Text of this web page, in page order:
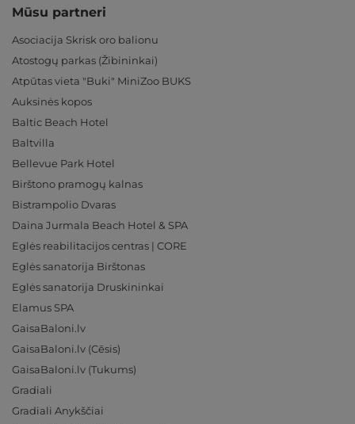
Mūsu partneri
Asociacija Skrisk oro balionu
Atostogų parkas (Žibininkai)
Atpūtas vieta "Buki" MiniZoo BUKS
Auksinės kopos
Baltic Beach Hotel
Baltvilla
Bellevue Park Hotel
Birštono pramogų kalnas
Bistrampolio Dvaras
Daina Jurmala Beach Hotel & SPA
Eglės reabilitacijos centras | CORE
Eglės sanatorija Birštonas
Eglės sanatorija Druskininkai
Elamus SPA
GaisaBaloni.lv
GaisaBaloni.lv (Cēsis)
GaisaBaloni.lv (Tukums)
Gradiali
Gradiali Anykščiai